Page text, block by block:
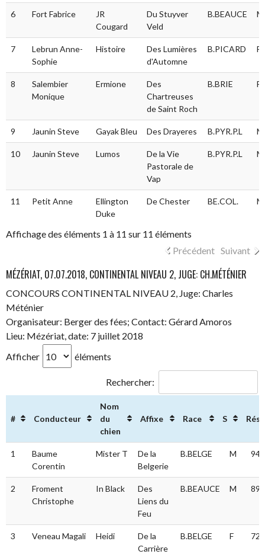
6 Fort Fabrice
JR
Cougard
Du Stuyver
Veld
B.BEAUCE M
7
Lebrun Anne-
Sophie
Histoire
Des Lumières
d'Automne
B.PICARD F
8
Salembier
Monique
Ermione
Des
Chartreuses
de Saint Roch
B.BRIE F
9 Jaunin Steve Gayak Bleu Des Drayeres B.PYR.P.L M
10 Jaunin Steve Lumos
De la Vie
Pastorale de
Vap
B.PYR.P.L M
11 Petit Anne
Ellington
Duke
De Chester BE.COL. M
Affichage des éléments 1 à 11 sur 11 éléments
Précédent Suivant
MÉZÉRIAT, 07.07.2018, CONTINENTAL NIVEAU 2, JUGE: CH.MÉTÉNIER
CONCOURS CONTINENTAL NIVEAU 2, Juge: Charles
Méténier
Organisateur: Berger des fées; Contact: Gérard Amoros
Lieu: Mézériat, date: 7 juillet 2018
Afficher
éléments
Rechercher:
# Conducteur
Nom
du
chien
Affixe Race S
# Conducteur
Nom
Affixe Race S
1
Baume
Corentin
Mister T
De la
Belgerie
B.BELGE M
2
Froment
Christophe
In Black
Des
Liens du
Feu
B.BEAUCE M
3 Veneau Magali Heidi
De la
Carrière
B.BELGE F